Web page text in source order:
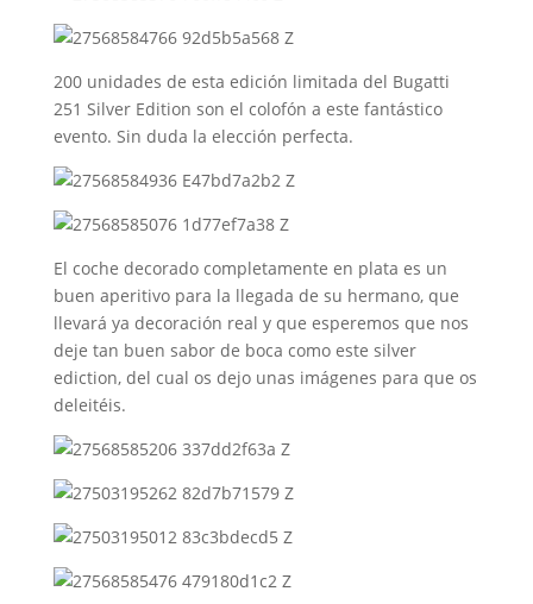
200 unidades de esta edición limitada del Bugatti
251 Silver Edition son el colofón a este fantástico
evento. Sin duda la elección perfecta.
El coche decorado completamente en plata es un
buen aperitivo para la llegada de su hermano, que
llevará ya decoración real y que esperemos que nos
deje tan buen sabor de boca como este silver
ediction, del cual os dejo unas imágenes para que os
deleitéis.